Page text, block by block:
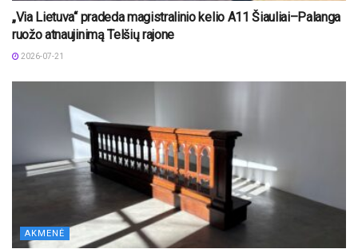
„Via Lietuva“ pradeda magistralinio kelio A11 Šiauliai–Palanga
ruožo atnaujinimą Telšių rajone
2026-07-21
AKMENĖ